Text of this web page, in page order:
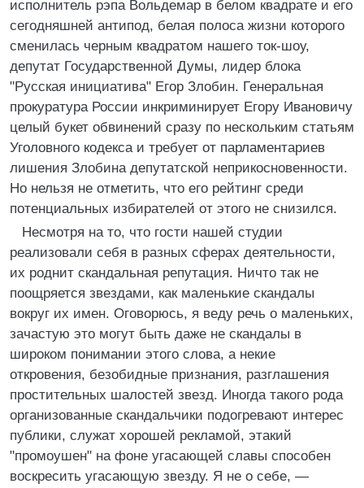
исполнитель рэпа Вольдемар в белом квадрате и его
сегодняшней антипод, белая полоса жизни которого
сменилась черным квадратом нашего ток-шоу,
депутат Государственной Думы, лидер блока
"Русская инициатива" Егор Злобин. Генеральная
прокуратура России инкриминирует Егору Ивановичу
целый букет обвинений сразу по нескольким статьям
Уголовного кодекса и требует от парламентариев
лишения Злобина депутатской неприкосновенности.
Но нельзя не отметить, что его рейтинг среди
потенциальных избирателей от этого не снизился.
Несмотря на то, что гости нашей студии
реализовали себя в разных сферах деятельности,
их роднит скандальная репутация. Ничто так не
поощряется звездами, как маленькие скандалы
вокруг их имен. Оговорюсь, я веду речь о маленьких,
зачастую это могут быть даже не скандалы в
широком понимании этого слова, а некие
откровения, безобидные признания, разглашения
простительных шалостей звезд. Иногда такого рода
организованные скандальчики подогревают интерес
публики, служат хорошей рекламой, этакий
"промоушен" на фоне угасающей славы способен
воскресить угасающую звезду. Я не о себе, —